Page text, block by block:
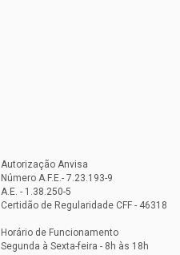
Autorização Anvisa
Número A.F.E.- 7.23.193-9
A.E. - 1.38.250-5
Certidão de Regularidade CFF - 46318
Horário de Funcionamento
Segunda à Sexta-feira - 8h às 18h